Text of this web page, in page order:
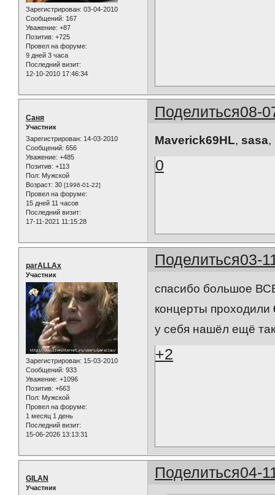
Зарегистрирован: 03-04-2010
Сообщений: 167
Уважение: +87
Позитив: +725
Провел на форуме:
9 дней 3 часа
Последний визит:
12-10-2010 17:46:34
Поделиться08-
Саня
Участник
Зарегистрирован: 14-03-2010
Сообщений: 656
Уважение: +485
Позитив: +113
Пол: Мужской
Возраст: 30 [1996-01-22]
Провел на форуме:
15 дней 11 часов
Последний визит:
17-11-2021 11:15:28
Maverick69HL, sasa,
0
Поделиться03-
parALLAx
Участник
Зарегистрирован: 15-03-2010
Сообщений: 933
Уважение: +1096
Позитив: +663
Пол: Мужской
Провел на форуме:
1 месяц 1 день
Последний визит:
15-06-2026 13:13:31
спасибо большое
концерты проходили
у себя нашёл ещё
+2
Поделиться04-
GILAN
Участник